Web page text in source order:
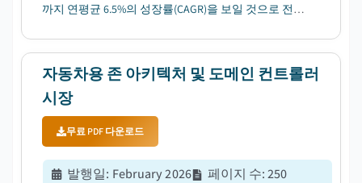
까지 연평균 6.5%의 성장률(CAGR)을 보일 것으로 전망
자동차용 존 아키텍처 및 도메인 컨트롤러
시장
무료 PDF 다운로드
발행일: February 2026 페이지 수:250